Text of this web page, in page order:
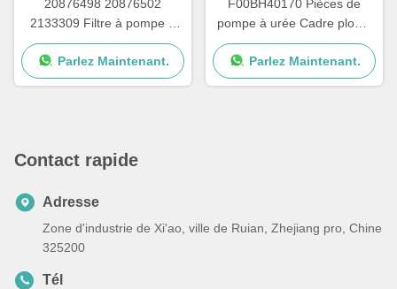
20876498 20876502
2133309 Filtre à pompe à
urée pour les pièces de
réparation de pompes
Adblue
Parlez Maintenant.
F00BH40170 Pièces de
pompe à urée Cadre plomb
pour carte de circuit de
pompe à urée
Parlez Maintenant.
Contact rapide
Adresse
Zone d'industrie de Xi'ao, ville de Ruian, Zhejiang pro, Chine
325200
Tél